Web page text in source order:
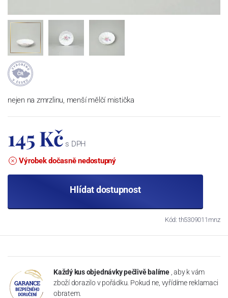
nejen na zmrzlinu, menší mělčí mistička
145 Kč s DPH
Výrobek dočasně nedostupný
Hlídat dostupnost
Kód: th5309011mnz
Každý kus objednávky pečlivě balíme , aby k vám
zboží dorazilo v pořádku. Pokud ne, vyřídíme reklamaci
obratem.